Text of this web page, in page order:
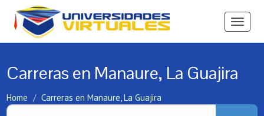
Ver
Carreras en Manaure, La Guajira
Home Carreras en Manaure, La Guajira